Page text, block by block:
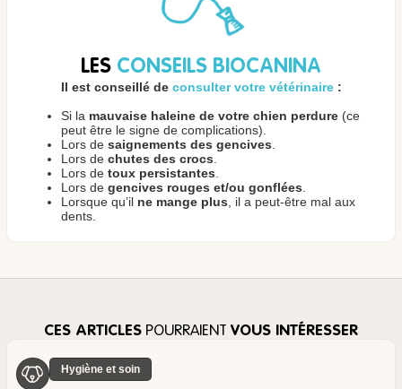
LES CONSEILS BIOCANINA
Il est conseillé de consulter votre vétérinaire:
Si la mauvaise haleine de votre chien perdure (ce
peut être le signe de complications).
Lors de saignements des gencives
Lors de chutes des crocs
Lors de toux persistantes
Lors de gencives rouges et/ou gonflées
Lorsque qu’il ne mange plus , il a peut-être mal aux
dents.
CES ARTICLES POURRAIENT VOUS INTÉRESSER
Hygiène et soin